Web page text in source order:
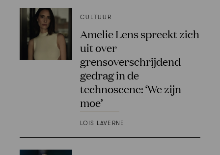
CULTUUR
Amelie Lens spreekt zich
uit over
grensoverschrijdend
gedrag in de
technoscene: ‘We zijn
moe’
LOIS LAVERNE